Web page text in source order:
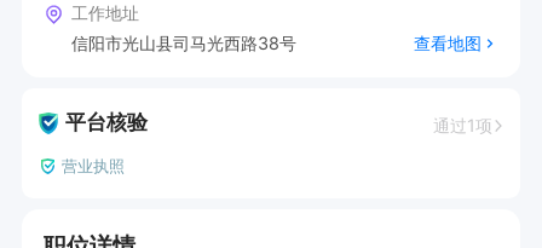
工作地址
信阳市光山县司马光西路38号
查看地图
平台核验 通过1项
营业执照